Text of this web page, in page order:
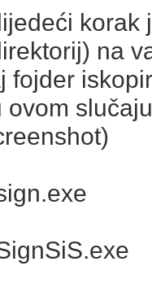
korak
na
fojder
ovom